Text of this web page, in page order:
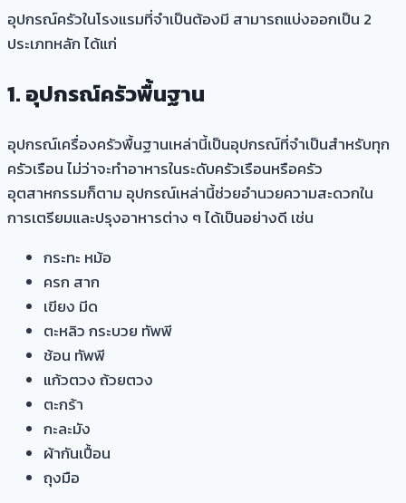
อุปกรณ์ครัวในโรงแรมที่จำเป็นต้องมี สามารถแบ่งออกเป็น 2
ประเภทหลัก ได้แก่
1. อุปกรณ์ครัวพื้นฐาน
อุปกรณ์เครื่องครัวพื้นฐานเหล่านี้เป็นอุปกรณ์ที่จำเป็นสำหรับทุก
ครัวเรือน ไม่ว่าจะทำอาหารในระดับครัวเรือนหรือครัว
อุตสาหกรรมก็ตาม อุปกรณ์เหล่านี้ช่วยอำนวยความสะดวกใน
การเตรียมและปรุงอาหารต่าง ๆ ได้เป็นอย่างดี เช่น
กระทะ หม้อ
ครก สาก
เขียง มีด
ตะหลิว กระบวย ทัพพี
ช้อน ทัพพี
แก้วตวง ถ้วยตวง
ตะกร้า
กะละมัง
ผ้ากันเปื้อน
ถุงมือ